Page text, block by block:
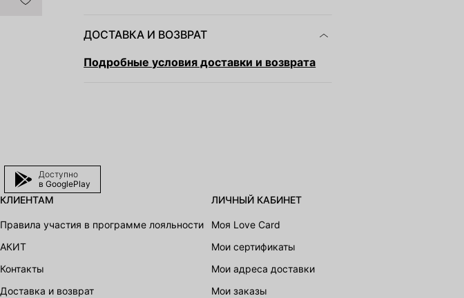
ДОСТАВКА И ВОЗВРАТ
Подробные условия доставки и возврата
Доступно
в GooglePlay
КЛИЕНТАМ
Правила участия в программе лояльности
АКИТ
Контакты
Доставка и возврат
ЛИЧНЫЙ КАБИНЕТ
Моя Love Card
Мои сертификаты
Мои адреса доставки
Мои заказы